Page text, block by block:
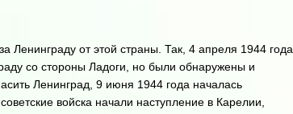
Ленинграду от этой страны. Так, 4 апреля 1944 года
со стороны Ладоги, но были обнаружены и
Ленинград, 9 июня 1944 года началась
войска начали наступление в Карелии,